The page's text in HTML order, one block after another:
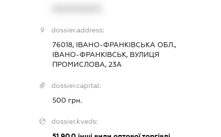
dossier.address:
76018, ІВАНО-ФРАНКІВСЬКА ОБЛ.,
ІВАНО-ФРАНКІВСЬК, ВУЛИЦЯ
ПРОМИСЛОВА, 23А
dossier.capital:
500 грн.
dossier.kveds: